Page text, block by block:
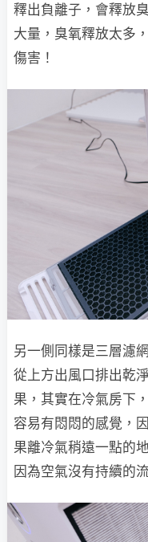
釋出負離子，會釋放
大量，臭氧釋放太多
傷害！
另一側同樣是三層濾
從上方出風口排出乾
果，其實在冷氣房下
容易有悶悶的感覺，
果離冷氣稍遠一點的
因為空氣沒有持續的